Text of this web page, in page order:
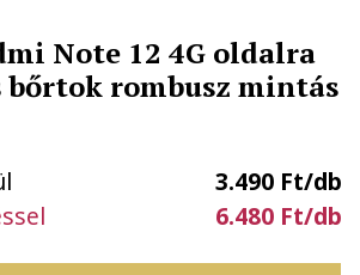
Note 12 4G oldalra
rombusz mintás
3.490 Ft/db
6.480 Ft/db